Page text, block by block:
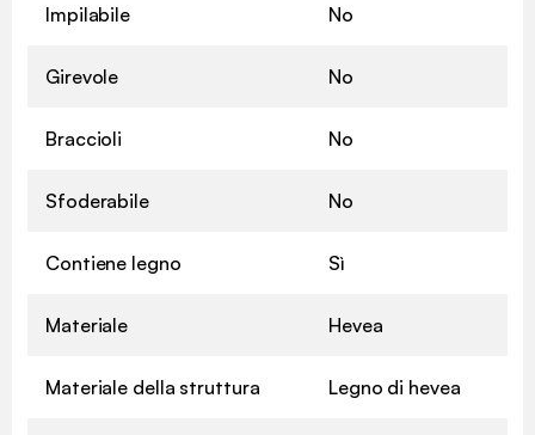
Impilabile No
Girevole No
Braccioli No
Sfoderabile No
Contiene legno Sì
Materiale Hevea
Materiale della struttura Legno di hevea